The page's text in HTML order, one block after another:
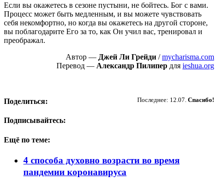
Если вы окажетесь в сезоне пустыни, не бойтесь. Бог с вами.
Процесс может быть медленным, и вы можете чувствовать
себя некомфортно, но когда вы окажетесь на другой стороне,
вы поблагодарите Его за то, как Он учил вас, тренировал и
преображал.
Автор — Джей Ли Грейди /mycharisma.com
Перевод — Александр Пилипер для ieshua.org
Последнее: 12.07. Спасибо!
Поделиться:
Подписывайтесь:
Ещё по теме:
4 способа духовно возрасти во время
пандемии коронавируса